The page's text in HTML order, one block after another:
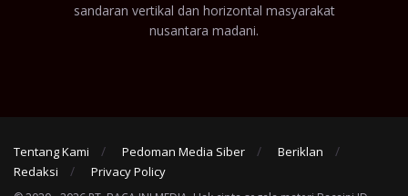
sandaran vertikal dan horizontal masyarakat
nusantara madani.
Tentang Kami Pedoman Media Siber
Beriklan
Redaksi
Privacy Policy